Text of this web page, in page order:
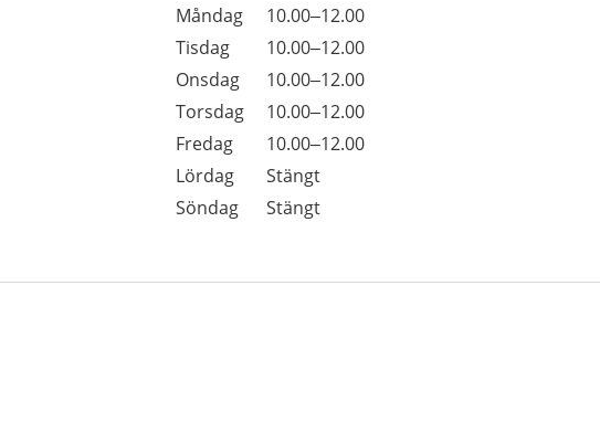
Dag
Öppettider
Kommentarer
Måndag
10.00–12.00
Tisdag
10.00–12.00
Onsdag
10.00–12.00
Torsdag
10.00–12.00
Fredag
10.00–12.00
Lördag
Stängt
Söndag
Stängt